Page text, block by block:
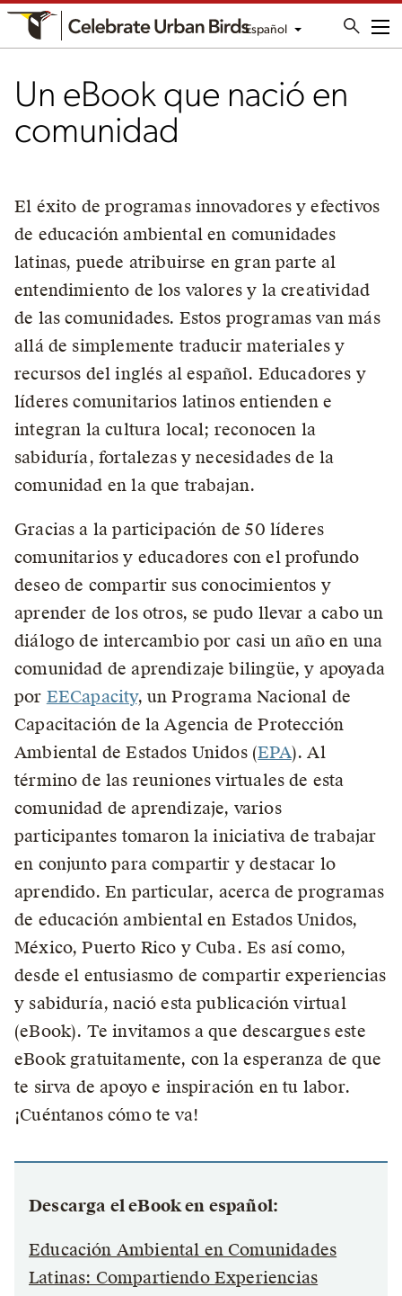
Español
Un eBook que nació en
comunidad
El éxito de programas innovadores y efectivos
de educación ambiental en comunidades
latinas, puede atribuirse en gran parte al
entendimiento de los valores y la creatividad
de las comunidades. Estos programas van más
allá de simplemente traducir materiales y
recursos del inglés al español. Educadores y
líderes comunitarios latinos entienden e
integran la cultura local; reconocen la
sabiduría, fortalezas y necesidades de la
comunidad en la que trabajan.
Gracias a la participación de 50 líderes
comunitarios y educadores con el profundo
deseo de compartir sus conocimientos y
aprender de los otros, se pudo llevar a cabo un
diálogo de intercambio por casi un año en una
comunidad de aprendizaje bilingüe, y apoyada
por EECapacity, un Programa Nacional de
Capacitación de la Agencia de Protección
Ambiental de Estados Unidos (EPA). Al
término de las reuniones virtuales de esta
comunidad de aprendizaje, varios
participantes tomaron la iniciativa de trabajar
en conjunto para compartir y destacar lo
aprendido. En particular, acerca de programas
de educación ambiental en Estados Unidos,
México, Puerto Rico y Cuba. Es así como,
desde el entusiasmo de compartir experiencias
y sabiduría, nació esta publicación virtual
(eBook). Te invitamos a que descargues este
eBook gratuitamente, con la esperanza de que
te sirva de apoyo e inspiración en tu labor.
¡Cuéntanos cómo te va!
Descarga el eBook en español:
Educación Ambiental en Comunidades
Latinas: Compartiendo Experiencias